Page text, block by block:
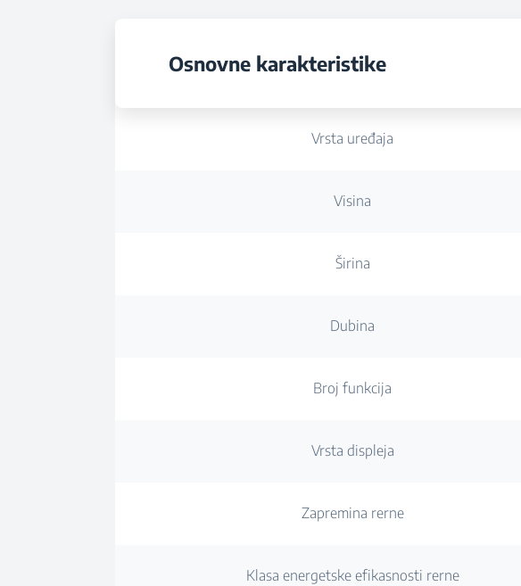
Osnovne karakteristike
Vrsta uređaja
Visina
Širina
Dubina
Broj funkcija
Vrsta displeja
Zapremina rerne
Klasa energetske efikasnosti rerne